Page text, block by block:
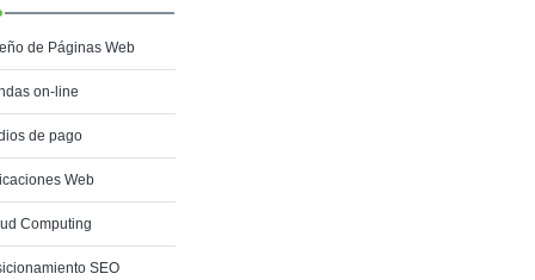
de Páginas Web
on-line
de pago
Web
Computing
SEO